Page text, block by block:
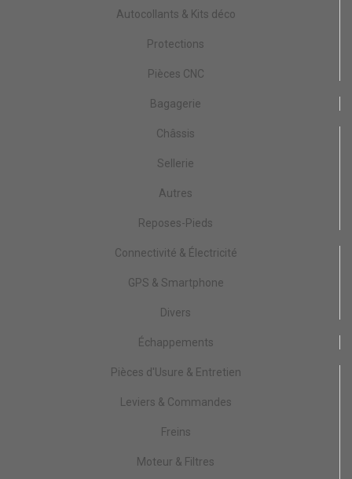
Autocollants & Kits déco
Protections
Pièces CNC
Bagagerie
Châssis
Sellerie
Autres
Reposes-Pieds
Connectivité & Électricité
GPS & Smartphone
Divers
Échappements
Pièces d'Usure & Entretien
Leviers & Commandes
Freins
Moteur & Filtres